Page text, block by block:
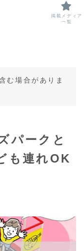
む場合がありま
パークと
も連れOK
掲載メディア
一覧